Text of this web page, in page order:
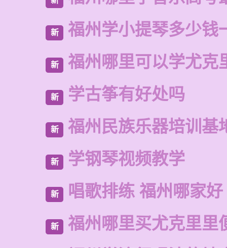
新 福州学小提琴多少钱
新 福州哪里可以学尤克
新 学古筝有好处吗
新 福州民族乐器培训基
新 学钢琴视频教学
新 唱歌排练 福州哪家好
新 福州哪里买尤克里里